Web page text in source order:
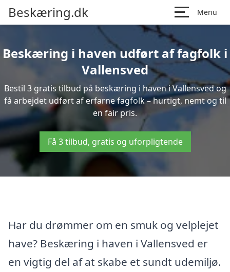
Beskæring.dk Menu
Beskæring i haven udført af fagfolk i
Vallensved
Bestil 3 gratis tilbud på beskæring i haven i Vallensved og
få arbejdet udført af erfarne fagfolk – hurtigt, nemt og til
en fair pris.
Få 3 tilbud, gratis og uforpligtende
Har du drømmer om en smuk og velplejet
have? Beskæring i haven i Vallensved er
en vigtig del af at skabe et sundt udemiljø.